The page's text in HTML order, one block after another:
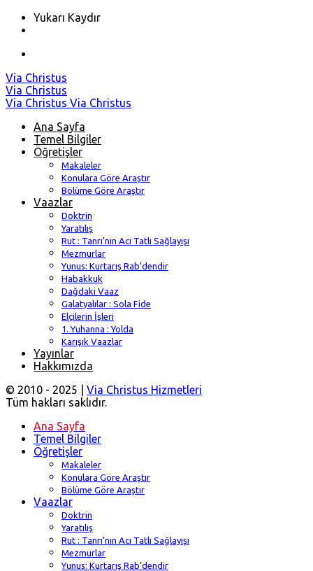
Yukarı Kaydır
Skip
to
content
Via Christus
Via Christus
Via Christus Via Christus
Ana Sayfa
Temel Bilgiler
Öğretişler
Makaleler
Konulara Göre Araştır
Bölüme Göre Araştır
Vaazlar
Doktrin
Yaratılış
Rut : Tanrı’nın Acı Tatlı Sağlayışı
Mezmurlar
Yunus: Kurtarış Rab’dendir
Habakkuk
Dağdaki Vaaz
Galatyalılar : Sola Fide
Elçilerin İşleri
1. Yuhanna : Yolda
Karışık Vaazlar
Yayınlar
Hakkımızda
© 2010 - 2025 | Via Christus Hizmetleri
Tüm hakları saklıdır.
Ana Sayfa
Temel Bilgiler
Öğretişler
Makaleler
Konulara Göre Araştır
Bölüme Göre Araştır
Vaazlar
Doktrin
Yaratılış
Rut : Tanrı’nın Acı Tatlı Sağlayışı
Mezmurlar
Yunus: Kurtarış Rab’dendir